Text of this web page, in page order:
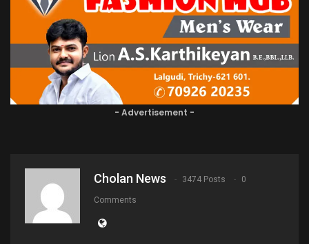
- Advertisement -
Cholan News 3474 Posts 0
Comments